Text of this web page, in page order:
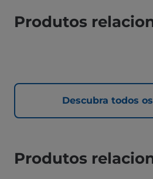
Produtos
Descubra todos
Produtos